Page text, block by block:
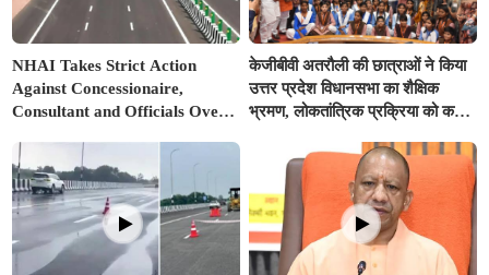
NHAI Takes Strict Action
Against Concessionaire,
Consultant and Officials Over
Issues
केजीबीवी अतरौली की छात्राओं ने किया
उत्तर प्रदेश विधानसभा का शैक्षिक
भ्रमण, लोकतांत्रिक प्रक्रिया को करीब